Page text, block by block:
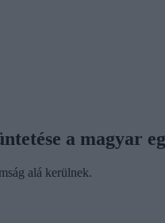
a magyar
alá kerülnek.